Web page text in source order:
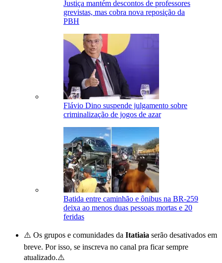
Justiça mantém descontos de professores
grevistas, mas cobra nova reposição da
PBH
Flávio Dino suspende julgamento sobre
criminalização de jogos de azar
Batida entre caminhão e ônibus na BR-259
deixa ao menos duas pessoas mortas e 20
feridas
⚠️ Os grupos e comunidades da Itatiaia serão desativados em
breve. Por isso, se inscreva no canal pra ficar sempre
atualizado.⚠️